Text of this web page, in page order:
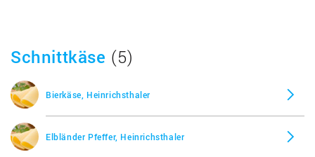
Schnittkäse (5)
Bierkäse, Heinrichsthaler
Elbländer Pfeffer, Heinrichsthaler